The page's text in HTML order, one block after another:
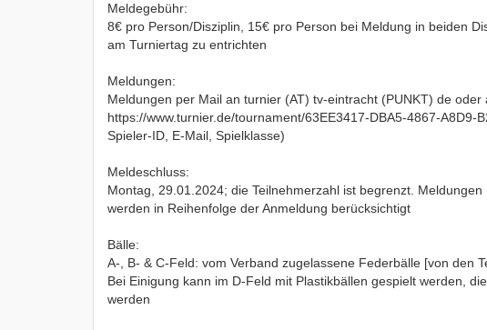
Meldegebühr:
8€ pro Person/Disziplin, 15€ pro Person bei Meldung in beiden
am Turniertag zu entrichten
Meldungen:
Meldungen per Mail an turnier (AT) tv-eintracht (PUNKT) de oder
https://www.turnier.de/tournament/63EE3417-DBA5-4867-A8D9-
Spieler-ID, E-Mail, Spielklasse)
Meldeschluss:
Montag, 29.01.2024; die Teilnehmerzahl ist begrenzt. Meldungen
werden in Reihenfolge der Anmeldung berücksichtigt
Bälle:
A-, B- & C-Feld: vom Verband zugelassene Federbälle [von den
Bei Einigung kann im D-Feld mit Plastikbällen gespielt werden,
werden